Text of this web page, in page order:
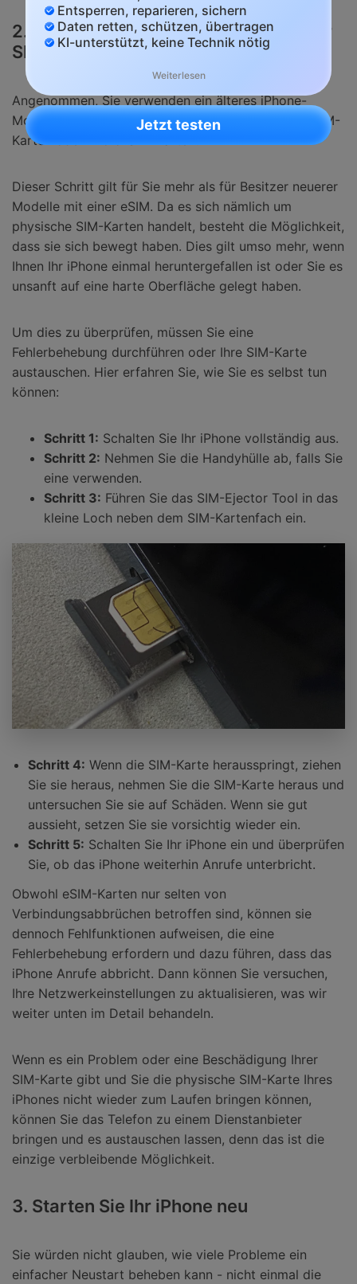
Entsperren, reparieren, sichern
Daten retten, schützen, übertragen
KI-unterstützt, keine Technik nötig
Weiterlesen
Jetzt testen
2. Fehlerbehebung und Austausch der
SIM-Karte
Angenommen, Sie verwenden ein älteres iPhone-
Modell mit physischen SIM-Karten, egal ob Nano-SIM-
Karten oder Micro-SIM-Karten.
Dieser Schritt gilt für Sie mehr als für Besitzer neuerer
Modelle mit einer eSIM. Da es sich nämlich um
physische SIM-Karten handelt, besteht die Möglichkeit,
dass sie sich bewegt haben. Dies gilt umso mehr, wenn
Ihnen Ihr iPhone einmal heruntergefallen ist oder Sie es
unsanft auf eine harte Oberfläche gelegt haben.
Um dies zu überprüfen, müssen Sie eine
Fehlerbehebung durchführen oder Ihre SIM-Karte
austauschen. Hier erfahren Sie, wie Sie es selbst tun
können:
Schritt 1: Schalten Sie Ihr iPhone vollständig aus.
Schritt 2: Nehmen Sie die Handyhülle ab, falls Sie
eine verwenden.
Schritt 3: Führen Sie das SIM-Ejector Tool in das
kleine Loch neben dem SIM-Kartenfach ein.
Schritt 4: Wenn die SIM-Karte herausspringt, ziehen
Sie sie heraus, nehmen Sie die SIM-Karte heraus und
untersuchen Sie sie auf Schäden. Wenn sie gut
aussieht, setzen Sie sie vorsichtig wieder ein.
Schritt 5: Schalten Sie Ihr iPhone ein und überprüfen
Sie, ob das iPhone weiterhin Anrufe unterbricht.
Obwohl eSIM-Karten nur selten von
Verbindungsabbrüchen betroffen sind, können sie
dennoch Fehlfunktionen aufweisen, die eine
Fehlerbehebung erfordern und dazu führen, dass das
iPhone Anrufe abbricht. Dann können Sie versuchen,
Ihre Netzwerkeinstellungen zu aktualisieren, was wir
weiter unten im Detail behandeln.
Wenn es ein Problem oder eine Beschädigung Ihrer
SIM-Karte gibt und Sie die physische SIM-Karte Ihres
iPhones nicht wieder zum Laufen bringen können,
können Sie das Telefon zu einem Dienstanbieter
bringen und es austauschen lassen, denn das ist die
einzige verbleibende Möglichkeit.
3. Starten Sie Ihr iPhone neu
Sie würden nicht glauben, wie viele Probleme ein
einfacher Neustart beheben kann - nicht einmal die